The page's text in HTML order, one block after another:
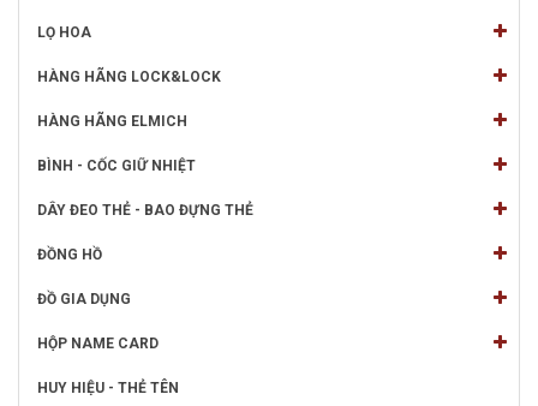
LỌ HOA
HÀNG HÃNG LOCK&LOCK
HÀNG HÃNG ELMICH
BÌNH - CỐC GIỮ NHIỆT
DÂY ĐEO THẺ - BAO ĐỰNG THẺ
ĐỒNG HỒ
ĐỒ GIA DỤNG
HỘP NAME CARD
HUY HIỆU - THẺ TÊN